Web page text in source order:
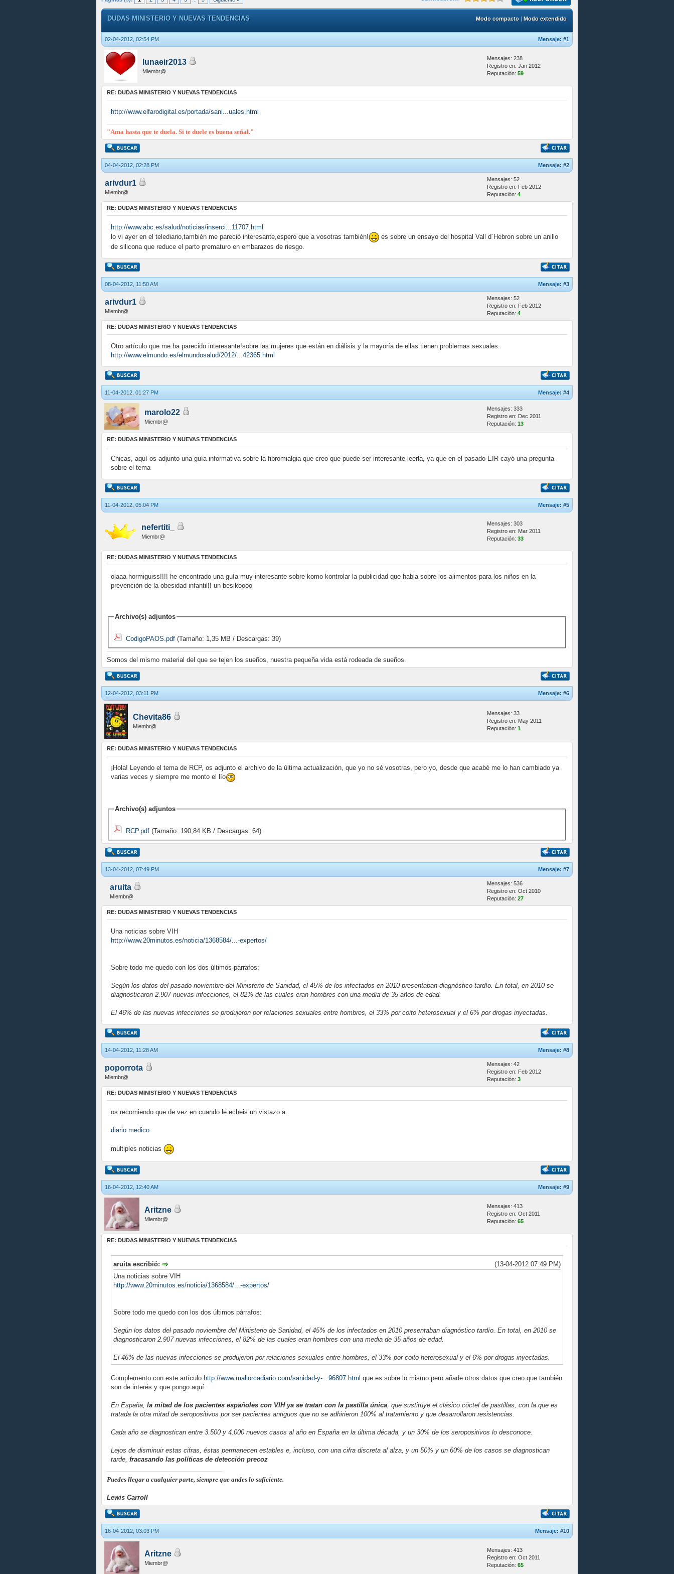
Modo compacto|Modo extendido
DUDAS MINISTERIO Y NUEVAS TENDENCIAS
02-04-2012, 02:54 PM Mensaje: #1
lunaeir2013
Miembr@
Mensajes: 238
Registro en: Jan 2012
Reputación: 59
RE: DUDAS MINISTERIO Y NUEVAS TENDENCIAS
http://www.elfarodigital.es/portada/sani...uales.html
"Ama hasta que te duela. Si te duele es buena señal."
04-04-2012, 02:28 PM Mensaje: #2
arivdur1
Miembr@
Mensajes: 52
Registro en: Feb 2012
Reputación: 4
RE: DUDAS MINISTERIO Y NUEVAS TENDENCIAS
http://www.abc.es/salud/noticias/inserci...11707.html
lo vi ayer en el telediario,también me pareció interesante,espero que a vosotras también!
es sobre un ensayo del hospital Vall d´Hebron sobre un anillo
de silicona que reduce el parto prematuro en embarazos de riesgo.
08-04-2012, 11:50 AM Mensaje: #3
arivdur1
Miembr@
Mensajes: 52
Registro en: Feb 2012
Reputación: 4
RE: DUDAS MINISTERIO Y NUEVAS TENDENCIAS
Otro artículo que me ha parecido interesante!sobre las mujeres que están en diálisis y la mayoría de ellas tienen problemas sexuales.
http://www.elmundo.es/elmundosalud/2012/...42365.html
11-04-2012, 01:27 PM Mensaje: #4
marolo22
Miembr@
Mensajes: 333
Registro en: Dec 2011
Reputación: 13
RE: DUDAS MINISTERIO Y NUEVAS TENDENCIAS
Chicas, aquí os adjunto una guía informativa sobre la fibromialgia que creo que puede ser interesante leerla, ya que en el pasado EIR cayó una pregunta
sobre el tema
11-04-2012, 05:04 PM Mensaje: #5
nefertiti_
Miembr@
Mensajes: 303
Registro en: Mar 2011
Reputación: 33
RE: DUDAS MINISTERIO Y NUEVAS TENDENCIAS
olaaa hormiguiss!!!! he encontrado una guía muy interesante sobre komo kontrolar la publicidad que habla sobre los alimentos para los niños en la
prevención de la obesidad infantil!! un besikoooo
Archivo(s) adjuntos
CodigoPAOS.pdf(Tamaño: 1,35 MB / Descargas: 39)
Somos del mismo material del que se tejen los sueños, nuestra pequeña vida está rodeada de sueños.
12-04-2012, 03:11 PM Mensaje: #6
Chevita86
Miembr@
Mensajes: 33
Registro en: May 2011
Reputación: 1
RE: DUDAS MINISTERIO Y NUEVAS TENDENCIAS
¡Hola! Leyendo el tema de RCP, os adjunto el archivo de la última actualización, que yo no sé vosotras, pero yo, desde que acabé me lo han cambiado ya
varias veces y siempre me monto el lío
Archivo(s) adjuntos
RCP.pdf(Tamaño: 190,84 KB / Descargas: 64)
13-04-2012, 07:49 PM Mensaje: #7
aruita
Miembr@
Mensajes: 536
Registro en: Oct 2010
Reputación: 27
RE: DUDAS MINISTERIO Y NUEVAS TENDENCIAS
Una noticias sobre VIH
http://www.20minutos.es/noticia/1368584/...-expertos/
Sobre todo me quedo con los dos últimos párrafos:
Según los datos del pasado noviembre del Ministerio de Sanidad, el 45% de los infectados en 2010 presentaban diagnóstico tardío. En total, en 2010 se
diagnosticaron 2.907 nuevas infecciones, el 82% de las cuales eran hombres con una media de 35 años de edad.
El 46% de las nuevas infecciones se produjeron por relaciones sexuales entre hombres, el 33% por coito heterosexual y el 6% por drogas inyectadas.
14-04-2012, 11:28 AM Mensaje: #8
poporrota
Miembr@
Mensajes: 42
Registro en: Feb 2012
Reputación: 3
RE: DUDAS MINISTERIO Y NUEVAS TENDENCIAS
os recomiendo que de vez en cuando le echeis un vistazo a
diario medico
multiples noticias
16-04-2012, 12:40 AM Mensaje: #9
Aritzne
Miembr@
Mensajes: 413
Registro en: Oct 2011
Reputación: 65
RE: DUDAS MINISTERIO Y NUEVAS TENDENCIAS
(13-04-2012 07:49 PM)
aruita escribió:
Una noticias sobre VIH
http://www.20minutos.es/noticia/1368584/...-expertos/
Sobre todo me quedo con los dos últimos párrafos:
Según los datos del pasado noviembre del Ministerio de Sanidad, el 45% de los infectados en 2010 presentaban diagnóstico tardío. En total, en 2010 se
diagnosticaron 2.907 nuevas infecciones, el 82% de las cuales eran hombres con una media de 35 años de edad.
El 46% de las nuevas infecciones se produjeron por relaciones sexuales entre hombres, el 33% por coito heterosexual y el 6% por drogas inyectadas.
Complemento con este artículo http://www.mallorcadiario.com/sanidad-y-...96807.html que es sobre lo mismo pero añade otros datos que creo que también
son de interés y que pongo aquí:
En España, la mitad de los pacientes españoles con VIH ya se tratan con la pastilla única , que sustituye el clásico cóctel de pastillas, con la que es
tratada la otra mitad de seropositivos por ser pacientes antiguos que no se adhirieron 100% al tratamiento y que desarrollaron resistencias.
Cada año se diagnostican entre 3.500 y 4.000 nuevos casos al año en España en la última década, y un 30% de los seropositivos lo desconoce.
Lejos de disminuir estas cifras, éstas permanecen estables e, incluso, con una cifra discreta al alza, y un 50% y un 60% de los casos se diagnostican
tarde, fracasando las políticas de detección precoz
Puedes llegar a cualquier parte, siempre que andes lo suficiente.
Lewis Carroll
16-04-2012, 03:03 PM Mensaje: #10
Aritzne
Miembr@
Mensajes: 413
Registro en: Oct 2011
Reputación: 65